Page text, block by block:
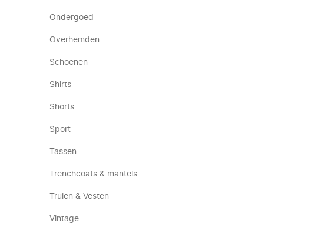
Ondergoed
Overhemden
Schoenen
Shirts
Shorts
Sport
Tassen
Trenchcoats & mantels
Truien & Vesten
Vintage